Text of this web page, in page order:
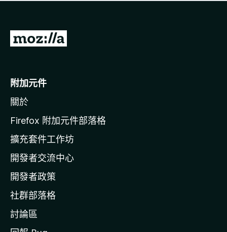
有
前
o
i
l
a
官
網
附加元件
關於
Firefox 附加元件部落格
擴充套件工作坊
開發者交流中心
開發者政策
社群部落格
討論區